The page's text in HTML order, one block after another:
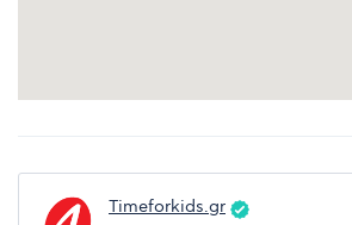
Timeforkids.gr